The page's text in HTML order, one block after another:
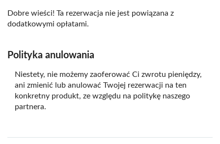
Dobre wieści! Ta rezerwacja nie jest powiązana z
dodatkowymi opłatami.
Polityka anulowania
Niestety, nie możemy zaoferować Ci zwrotu pieniędzy,
ani zmienić lub anulować Twojej rezerwacji na ten
konkretny produkt, ze względu na politykę naszego
partnera.